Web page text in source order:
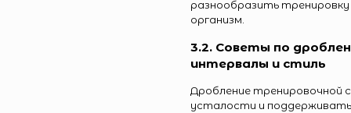
разнообразить
организм.
3.2. Советы по
интервалы и стиль
Дробление тренировочной
усталости и